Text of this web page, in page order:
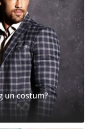
un costum?